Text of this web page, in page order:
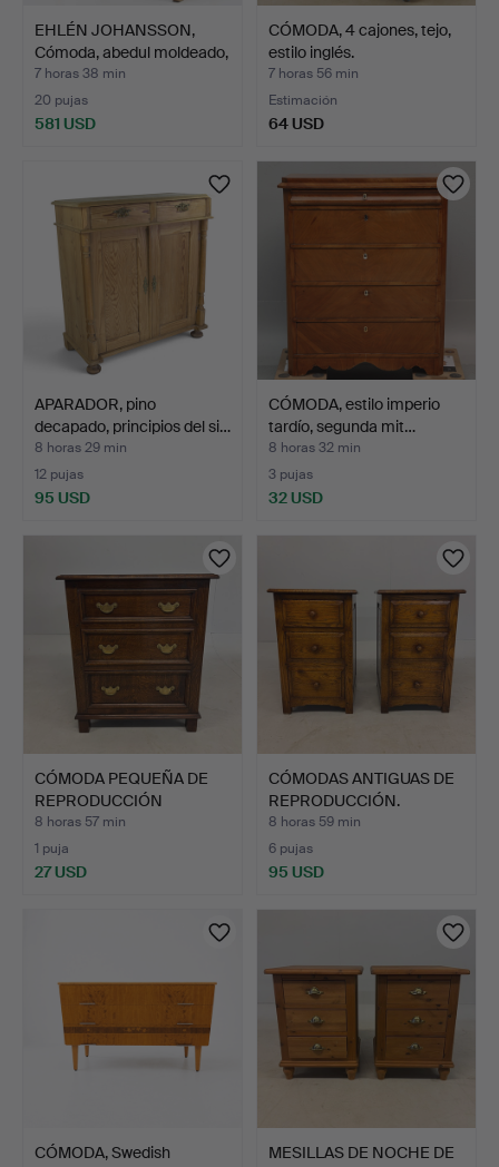
EHLÉN JOHANSSON,
Cómoda, abedul moldeado,
…
7 horas 38 min
20 pujas
581 USD
CÓMODA, 4 cajones, tejo,
estilo inglés.
7 horas 56 min
Estimación
64 USD
APARADOR, pino
decapado, principios del si…
8 horas 29 min
12 pujas
95 USD
CÓMODA, estilo imperio
tardío, segunda mit…
8 horas 32 min
3 pujas
32 USD
CÓMODA PEQUEÑA DE
REPRODUCCIÓN
ANTIGUA.
8 horas 57 min
1 puja
27 USD
CÓMODAS ANTIGUAS DE
REPRODUCCIÓN.
8 horas 59 min
6 pujas
95 USD
CÓMODA, Swedish
MESILLAS DE NOCHE DE